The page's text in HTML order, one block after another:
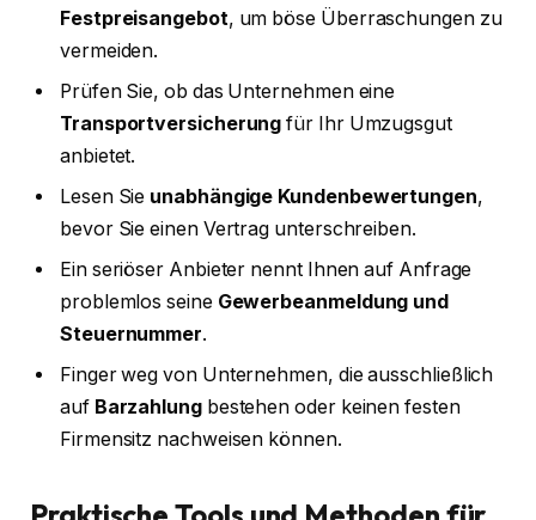
Festpreisangebot, um böse Überraschungen zu
vermeiden.
Prüfen Sie, ob das Unternehmen eine
Transportversicherung für Ihr Umzugsgut
anbietet.
Lesen Sie unabhängige Kundenbewertungen,
bevor Sie einen Vertrag unterschreiben.
Ein seriöser Anbieter nennt Ihnen auf Anfrage
problemlos seine Gewerbeanmeldung und
Steuernummer.
Finger weg von Unternehmen, die ausschließlich
auf Barzahlungbestehen oder keinen festen
Firmensitz nachweisen können.